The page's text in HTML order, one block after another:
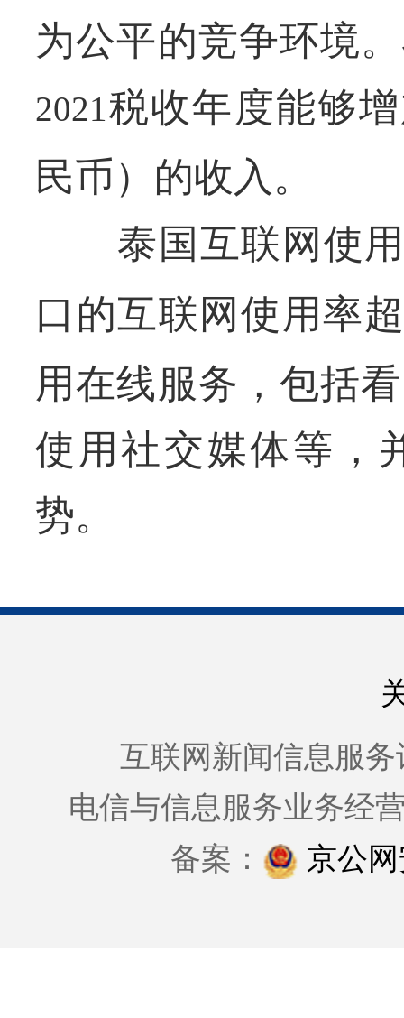
为公平的竞争环境
2021税收年度能够
民币）的收入。
泰国互联网使用
口的互联网使用率
用在线服务，包括
使用社交媒体等，
势。
互联网新闻信息服务
电信与信息服务业务经
备案：
京公网